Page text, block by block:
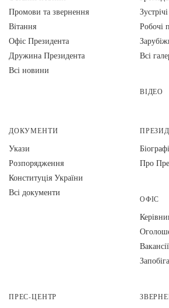
Промови та звернення
Вiтання
Офіс Президента
Дружина Президента
Всі новини
Робочі
Всі
ВІДЕО
ДОКУМЕНТИ
Укази
Розпорядження
Конституція України
Всі документи
Про
ОФІС
Вакансії
ПРЕС-ЦЕНТР